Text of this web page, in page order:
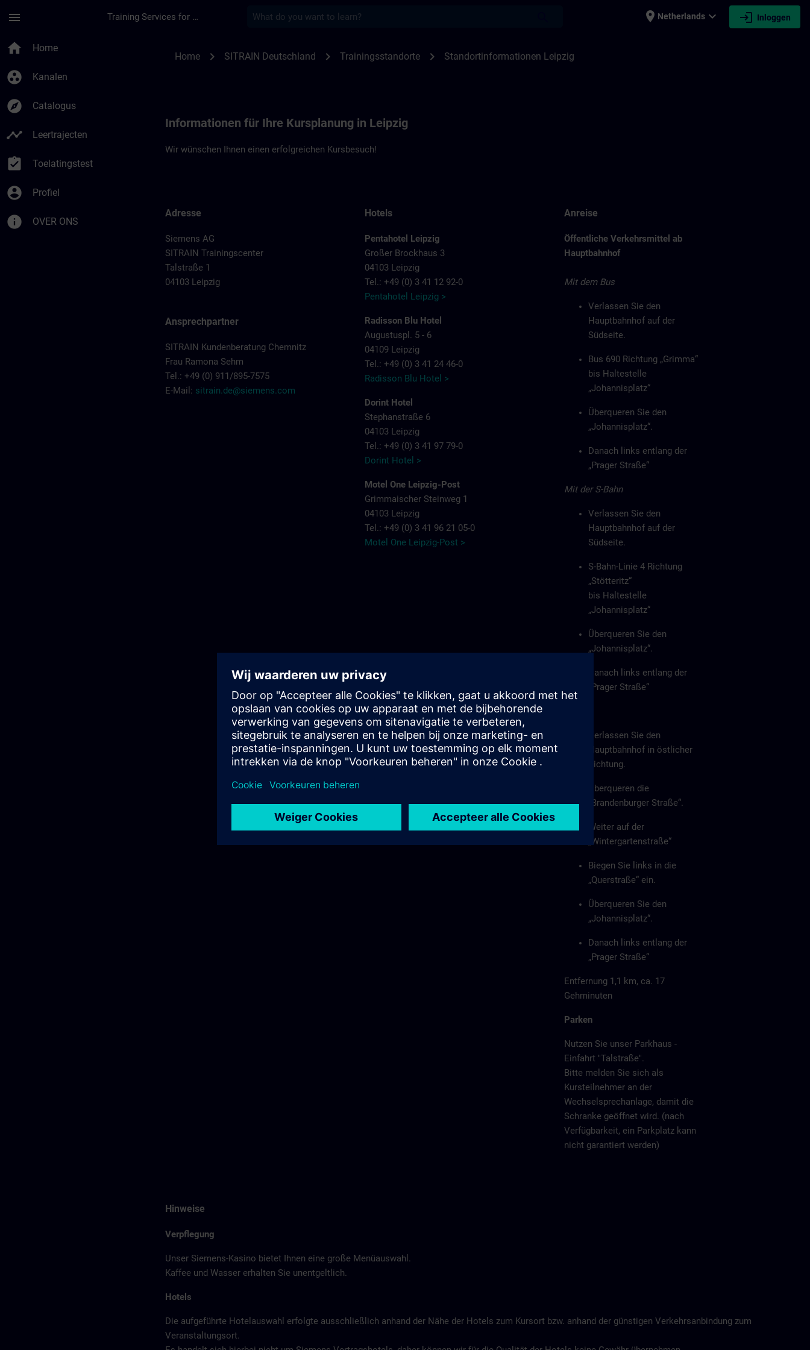
menu Training Services for Digital Industries place Netherlands expand_more login Inloggen
home Home
group_work Kanalen
explore Catalogus
timeline Leertrajecten
assignment_turned_in Toelatingstest
account_circle Profiel
info OVER ONS
Home chevron_right SITRAIN Deutschland chevron_right Trainingsstandorte chevron_right Standortinformationen Leipzig
Informationen für Ihre Kursplanung in Leipzig
Wir wünschen Ihnen einen erfolgreichen Kursbesuch!
Adresse
Siemens AG
SITRAIN Trainingscenter
Talstraße 1
04103 Leipzig
Ansprechpartner
SITRAIN Kundenberatung Chemnitz
Frau Ramona Sehm
Tel.: +49 (0) 911/895-7575
E-Mail: sitrain.de@siemens.com
Hotels
Pentahotel Leipzig
Großer Brockhaus 3
04103 Leipzig
Tel.: +49 (0) 3 41 12 92-0
Pentahotel Leipzig >
Radisson Blu Hotel
Augustuspl. 5 - 6
04109 Leipzig
Tel.: +49 (0) 3 41 24 46-0
Radisson Blu Hotel >
Dorint Hotel
Stephanstraße 6
04103 Leipzig
Tel.: +49 (0) 3 41 97 79-0
Dorint Hotel >
Motel One Leipzig-Post
Grimmaischer Steinweg 1
04103 Leipzig
Tel.: +49 (0) 3 41 96 21 05-0
Motel One Leipzig-Post >
Anreise
Öffentliche Verkehrsmittel ab
Hauptbahnhof
Mit dem Bus
Verlassen Sie den
Hauptbahnhof auf der
Südseite.
Bus 690 Richtung „Grimma“
bis Haltestelle
„Johannisplatz“
Überqueren Sie den
„Johannisplatz“.
Danach links entlang der
„Prager Straße“
Mit der S-Bahn
Verlassen Sie den
Hauptbahnhof auf der
Südseite.
S-Bahn-Linie 4 Richtung
„Stötteritz“
bis Haltestelle
„Johannisplatz“
Überqueren Sie den
„Johannisplatz“.
Danach links entlang der
„Prager Straße“
Verlassen Sie den
Hauptbahnhof in östlicher
Richtung.
Überqueren die
„Brandenburger Straße“.
Weiter auf der
„Wintergartenstraße“
Biegen Sie links in die
„Querstraße“ ein.
Überqueren Sie den
„Johannisplatz“.
Danach links entlang der
„Prager Straße“
Entfernung 1,1 km, ca. 17
Gehminuten
Parken
Nutzen Sie unser Parkhaus -
Einfahrt "Talstraße".
Bitte melden Sie sich als
Kursteilnehmer an der
Wechselsprechanlage, damit die
Schranke geöffnet wird. (nach
Verfügbarkeit, ein Parkplatz kann
nicht garantiert werden)
Hinweise
Verpflegung
Unser Siemens-Kasino bietet Ihnen eine große Menüauswahl.
Kaffee und Wasser erhalten Sie unentgeltlich.
Hotels
Die aufgeführte Hotelauswahl erfolgte ausschließlich anhand der Nähe der Hotels zum Kursort bzw. anhand der günstigen Verkehrsanbindung zum
Veranstaltungsort.